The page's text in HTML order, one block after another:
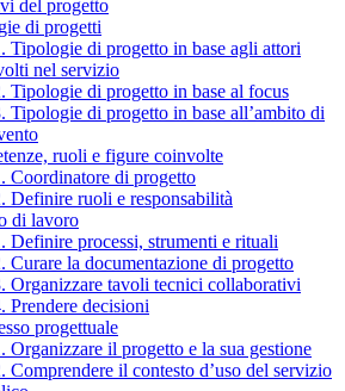
del progetto
di progetti
Tipologie di progetto in base agli attori
nel servizio
Tipologie di progetto in base al focus
Tipologie di progetto in base all’ambito di
ruoli e figure coinvolte
Coordinatore di progetto
Definire ruoli e responsabilità
di lavoro
Definire processi, strumenti e rituali
Curare la documentazione di progetto
Organizzare tavoli tecnici collaborativi
Prendere decisioni
progettuale
Organizzare il progetto e la sua gestione
Comprendere il contesto d’uso del servizio